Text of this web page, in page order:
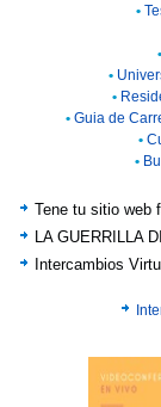
•
•
•
•
• Guia de
•
•
Tene tu sitio web
LA GUERRILLA
Intercambios